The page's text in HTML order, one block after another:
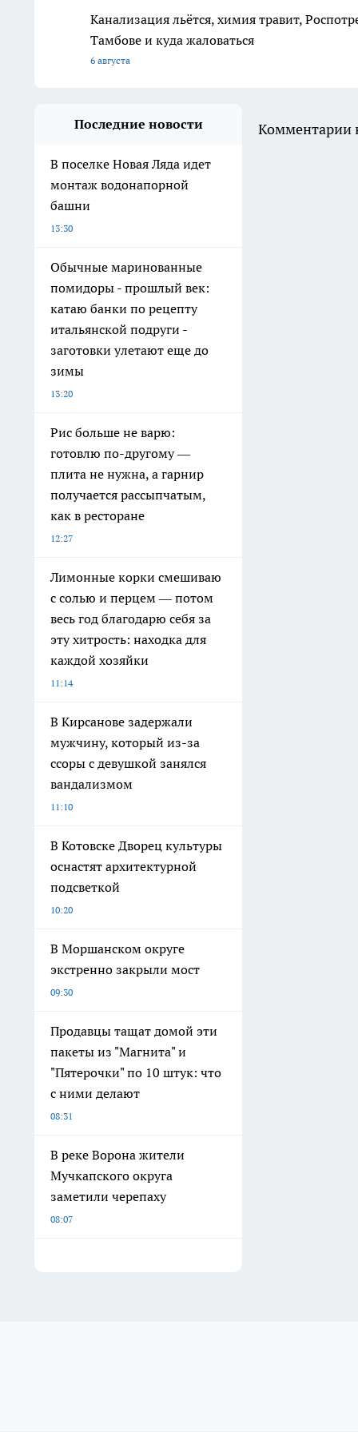
Канализация льётся, химия травит,
Тамбове и куда жаловаться
6 августа
Последние новости
В поселке Новая Ляда идет
монтаж водонапорной
башни
13:30
Обычные маринованные
помидоры - прошлый век:
катаю банки по рецепту
итальянской подруги -
заготовки улетают еще до
зимы
13:20
Рис больше не варю:
готовлю по-другому —
плита не нужна, а гарнир
получается рассыпчатым,
как в ресторане
12:27
Лимонные корки смешиваю
с солью и перцем — потом
весь год благодарю себя за
эту хитрость: находка для
каждой хозяйки
11:14
В Кирсанове задержали
мужчину, который из-за
ссоры с девушкой занялся
вандализмом
11:10
В Котовске Дворец культуры
оснастят архитектурной
подсветкой
10:20
В Моршанском округе
экстренно закрыли мост
09:30
Продавцы тащат домой эти
пакеты из "Магнита" и
"Пятерочки" по 10 штук: что
с ними делают
08:31
В реке Ворона жители
Мучкапского округа
заметили черепаху
08:07
Комментарии